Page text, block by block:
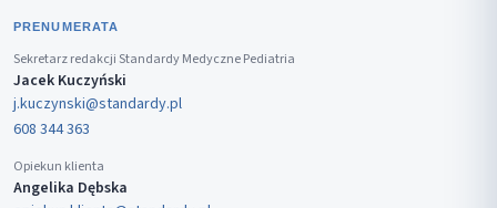
PRENUMERATA
Sekretarz redakcji Standardy Medyczne Pediatria
Jacek Kuczyński
j.kuczynski@standardy.pl
608 344 363
Opiekun klienta
Angelika Dębska